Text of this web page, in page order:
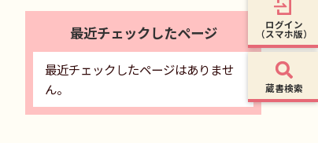
最近チェックしたページ
最近チェックしたページはありませ
ん。
ログイン
（スマホ版）
蔵書検索